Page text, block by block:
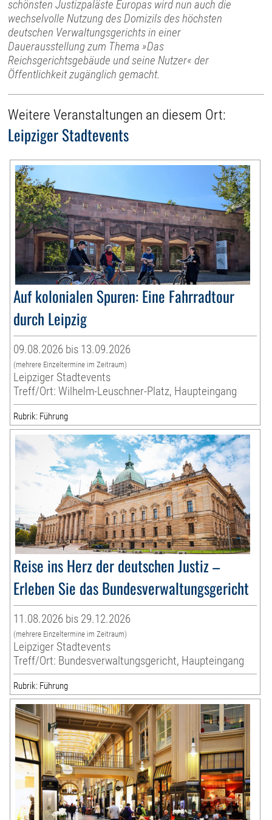
schönsten Justizpaläste Europas wird nun auch die
wechselvolle Nutzung des Domizils des höchsten
deutschen Verwaltungsgerichts in einer
Dauerausstellung zum Thema »Das
Reichsgerichtsgebäude und seine Nutzer« der
Öffentlichkeit zugänglich gemacht.
Weitere Veranstaltungen an diesem Ort:
Leipziger Stadtevents
Auf kolonialen Spuren: Eine Fahrradtour
durch Leipzig
09.08.2026 bis 13.09.2026
(mehrere Einzeltermine im Zeitraum)
Leipziger Stadtevents
Treff/Ort: Wilhelm-Leuschner-Platz, Haupteingang
Rubrik: Führung
Reise ins Herz der deutschen Justiz –
Erleben Sie das Bundesverwaltungsgericht
11.08.2026 bis 29.12.2026
(mehrere Einzeltermine im Zeitraum)
Leipziger Stadtevents
Treff/Ort: Bundesverwaltungsgericht, Haupteingang
Rubrik: Führung